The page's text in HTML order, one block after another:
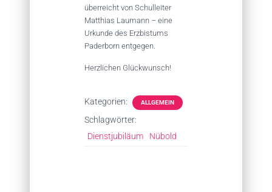
überreicht von Schulleiter
Matthias Laumann – eine
Urkunde des Erzbistums
Paderborn entgegen.
Herzlichen Glückwunsch!
Kategorien: ALLGEMEIN
Schlagwörter:
Dienstjubiläum
Nübold